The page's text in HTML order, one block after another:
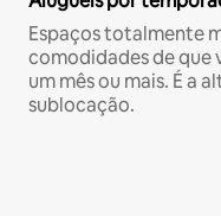
Espaços totalmente
comodidades de que
um mês ou mais. É a
sublocação.